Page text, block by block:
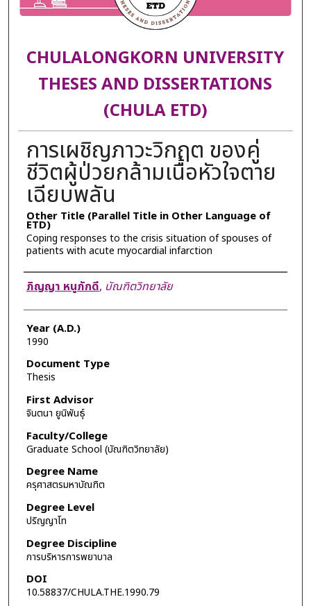
CHULALONGKORN UNIVERSITY
THESES AND DISSERTATIONS
(CHULA ETD)
การเผชิญภาวะวิกฤต ของคู่
ชีวิตผู้ป่วยกล้ามเนื้อหัวใจตาย
เฉียบพลัน
Other Title (Parallel Title in Other Language of
ETD)
Coping responses to the crisis situation of spouses of
patients with acute myocardial infarction
Author
ภิญญา หนูภักดี, บัณฑิตวิทยาลัย
Year (A.D.)
1990
Document Type
Thesis
First Advisor
จินตนา ยูนิพันธุ์
Faculty/College
Graduate School (บัณฑิตวิทยาลัย)
Degree Name
ครุศาสตรมหาบัณฑิต
Degree Level
ปริญญาโท
Degree Discipline
การบริหารการพยาบาล
DOI
10.58837/CHULA.THE.1990.79